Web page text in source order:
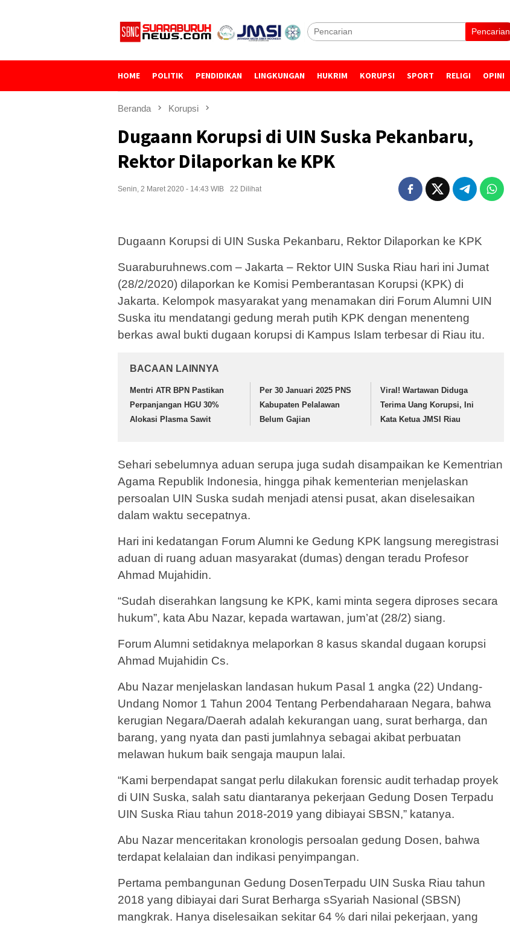
Pencarian
HOME POLITIK PENDIDIKAN LINGKUNGAN HUKRIM KORUPSI SPORT RELIGI OPINI
Beranda Korupsi
Dugaann Korupsi di UIN Suska Pekanbaru,
Rektor Dilaporkan ke KPK
Senin, 2 Maret 2020 - 14:43 WIB 22 Dilihat
Dugaann Korupsi di UIN Suska Pekanbaru, Rektor Dilaporkan ke KPK
Suaraburuhnews.com – Jakarta – Rektor UIN Suska Riau hari ini Jumat
(28/2/2020) dilaporkan ke Komisi Pemberantasan Korupsi (KPK) di
Jakarta. Kelompok masyarakat yang menamakan diri Forum Alumni UIN
Suska itu mendatangi gedung merah putih KPK dengan menenteng
berkas awal bukti dugaan korupsi di Kampus Islam terbesar di Riau itu.
BACAAN LAINNYA
Mentri ATR BPN Pastikan
Perpanjangan HGU 30%
Alokasi Plasma Sawit
Per 30 Januari 2025 PNS
Kabupaten Pelalawan
Belum Gajian
Viral! Wartawan Diduga
Terima Uang Korupsi, Ini
Kata Ketua JMSI Riau
Sehari sebelumnya aduan serupa juga sudah disampaikan ke Kementrian
Agama Republik Indonesia, hingga pihak kementerian menjelaskan
persoalan UIN Suska sudah menjadi atensi pusat, akan diselesaikan
dalam waktu secepatnya.
Hari ini kedatangan Forum Alumni ke Gedung KPK langsung meregistrasi
aduan di ruang aduan masyarakat (dumas) dengan teradu Profesor
Ahmad Mujahidin.
“Sudah diserahkan langsung ke KPK, kami minta segera diproses secara
hukum”, kata Abu Nazar, kepada wartawan, jum’at (28/2) siang.
Forum Alumni setidaknya melaporkan 8 kasus skandal dugaan korupsi
Ahmad Mujahidin Cs.
Abu Nazar menjelaskan landasan hukum Pasal 1 angka (22) Undang-
Undang Nomor 1 Tahun 2004 Tentang Perbendaharaan Negara, bahwa
kerugian Negara/Daerah adalah kekurangan uang, surat berharga, dan
barang, yang nyata dan pasti jumlahnya sebagai akibat perbuatan
melawan hukum baik sengaja maupun lalai.
“Kami berpendapat sangat perlu dilakukan forensic audit terhadap proyek
di UIN Suska, salah satu diantaranya pekerjaan Gedung Dosen Terpadu
UIN Suska Riau tahun 2018-2019 yang dibiayai SBSN,” katanya.
Abu Nazar menceritakan kronologis persoalan gedung Dosen, bahwa
terdapat kelalaian dan indikasi penyimpangan.
Pertama pembangunan Gedung DosenTerpadu UIN Suska Riau tahun
2018 yang dibiayai dari Surat Berharga sSyariah Nasional (SBSN)
mangkrak. Hanya diselesaikan sekitar 64 % dari nilai pekerjaan, yang